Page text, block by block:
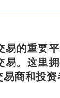
的重要
。这里
易商和投资